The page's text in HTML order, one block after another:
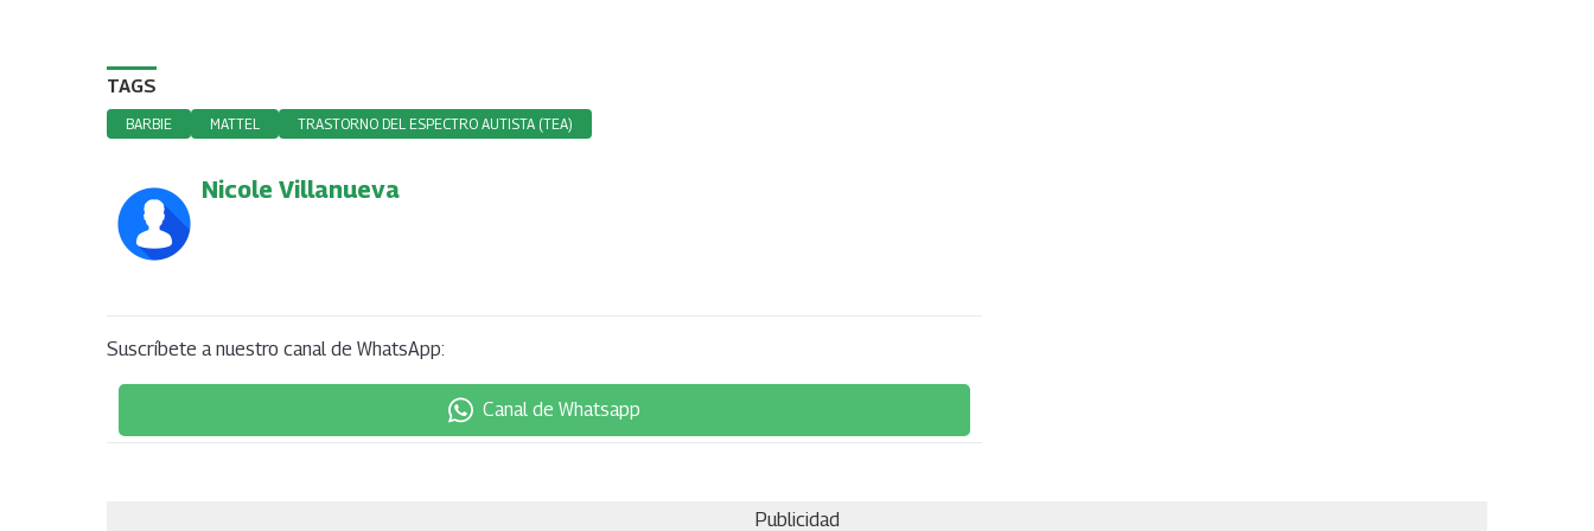
TAGS
BARBIE MATTEL TRASTORNO DEL ESPECTRO AUTISTA (TEA)
Nicole Villanueva
Suscríbete a nuestro canal de WhatsApp:
Canal de Whatsapp
Publicidad